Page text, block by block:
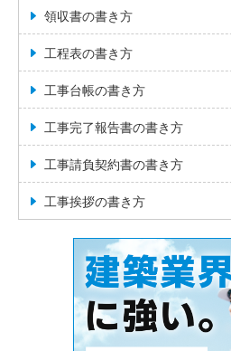
領収書の書き方
工程表の書き方
工事台帳の書き方
工事完了報告書の書き方
工事請負契約書の書き方
工事挨拶の書き方